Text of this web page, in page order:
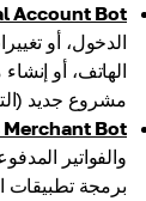
Account Bot
الدخول، أو
الهاتف، أو
مشروع جديد
Bot
والفواتير
برمجة تطبيقات